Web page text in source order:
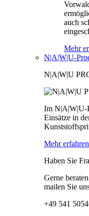
auch
Mehr
N|A|W|U-
N|A|W|U
Im N|A|W|U-
Einsätze in
Mehr erfahren
Haben Sie
Gerne
mailen Sie
+49 541